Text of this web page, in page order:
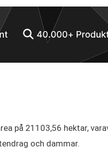
på 21103,56 hektar,
och dammar.